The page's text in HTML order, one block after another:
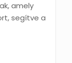
amely
segítve a